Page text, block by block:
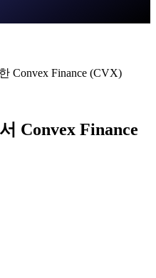
Convex Finance (CVX)
Convex Finance